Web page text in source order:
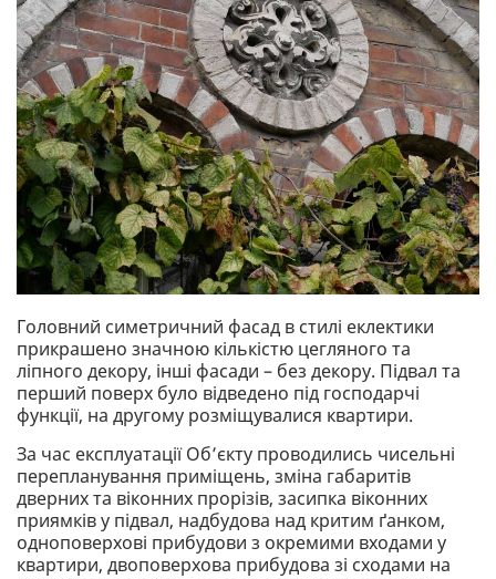
Головний симетричний фасад в стилі еклектики
прикрашено значною кількістю цегляного та
ліпного декору, інші фасади – без декору. Підвал та
перший поверх було відведено під господарчі
функції, на другому розміщувалися квартири.
За час експлуатації Об’єкту проводились чисельні
перепланування приміщень, зміна габаритів
дверних та віконних прорізів, засипка віконних
приямків у підвал, надбудова над критим ґанком,
одноповерхові прибудови з окремими входами у
квартири, двоповерхова прибудова зі сходами на